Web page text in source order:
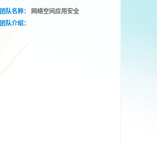
团队名称：
网络空间应用安全
团队介绍：